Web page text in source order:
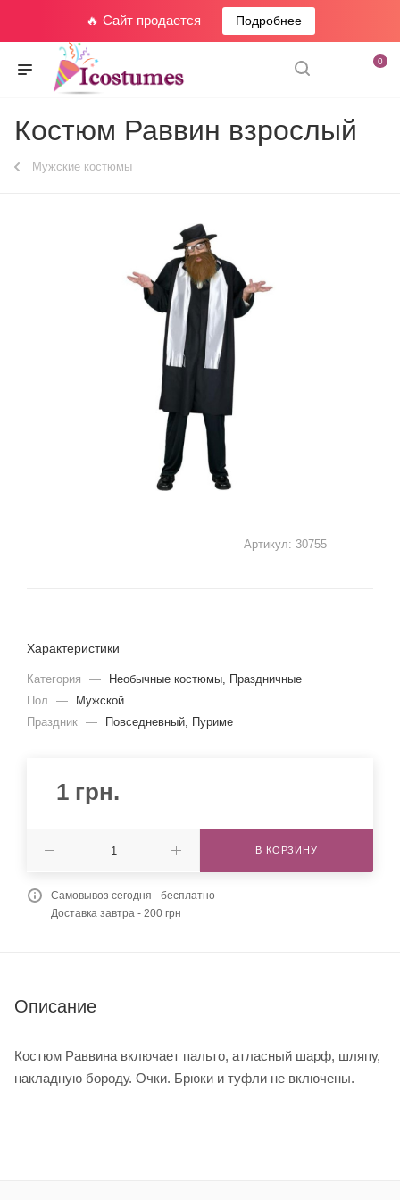
🔥 Сайт продается Подробнее
0
Костюм Раввин взрослый
Мужские костюмы
Артикул: 30755
Характеристики
Категория —
Необычные костюмы, Праздничные
Пол
—
Мужской
Праздник — Повседневный, Пуриме
1 грн.
В КОРЗИНУ
Самовывоз сегодня - бесплатно
Доставка завтра - 200 грн
Описание
Костюм Раввина включает пальто, атласный шарф, шляпу,
накладную бороду. Очки. Брюки и туфли не включены.